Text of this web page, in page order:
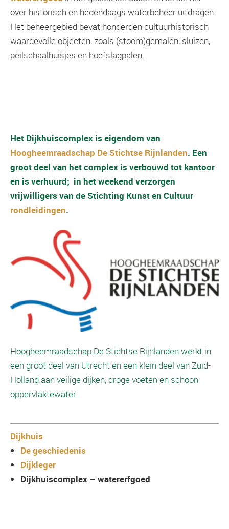
Het Dijkhuiscomplex is eigendom van
Hoogheemraadschap De Stichtse Rijnlanden. Een
groot deel van het complex is verbouwd tot kantoor
en is verhuurd; in het weekend verzorgen
vrijwilligers van de Stichting Kunst en Cultuur
rondleidingen.
Hoogheemraadschap De Stichtse Rijnlanden werkt in
een groot deel van Utrecht en een klein deel van Zuid-
Holland aan veilige dijken, droge voeten en schoon
oppervlaktewater.
Dijkhuis
De geschiedenis
Dijkleger
Dijkhuiscomplex – watererfgoed
over historisch en hedendaags waterbeheer uitdragen.
Het beheergebied bevat honderden cultuurhistorisch
waardevolle objecten, zoals (stoom)gemalen, sluizen,
peilschaalhuisjes en hoefslagpalen.